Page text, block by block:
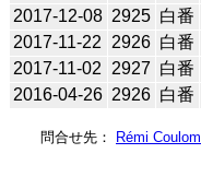
2017-12-08 2925 白番
2017-11-22
2926 白番
2017-11-02
2927 白番
2016-04-26 2926 白番
問合せ先： Rémi Coulom